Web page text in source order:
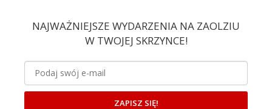
NAJWAŻNIEJSZE WYDARZENIA NA ZAOLZIU
W TWOJEJ SKRZYNCE!
ZAPISZ SIĘ!